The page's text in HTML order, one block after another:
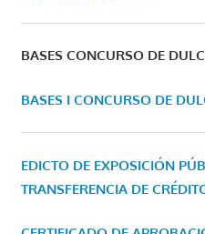
BASES CONCURSO DE
BASES I CONCURSO DE
EDICTO DE EXPOSICIÓN
TRANSFERENCIA DE